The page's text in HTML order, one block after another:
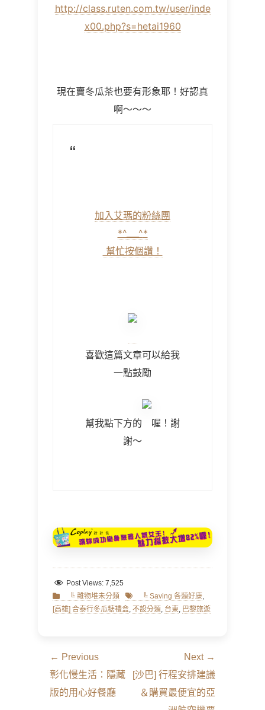
http://class.ruten.com.tw/user/inde
x00.php?s=hetai1960
現在賣冬瓜茶也要有形象耶！好認真
啊～～～
加入艾瑪的粉絲團
*^___^*
幫忙按個讚！
喜歡這篇文章可以給我
一點鼓勵
幫我點下方的
喔！謝
謝～
Post Views: 7,525
Categories
╚ 雜物堆未分類 Tags ╚ Saving 各類好康
[高雄] 合泰行冬瓜糖禮盒 不設分類 台東 巴黎旅遊
文
章
導
覽
← Previous
Previous
post:
彰化慢生活：隱藏
版的用心好餐廳
Next →
Next
post:
[沙巴] 行程安排建議
＆購買最便宜的亞